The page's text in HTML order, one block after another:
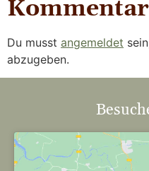
Kommentar
Du musst angemeldet
abzugeben.